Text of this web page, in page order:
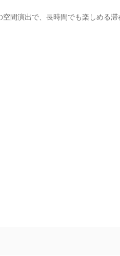
間演出で、長時間でも楽しめる滞